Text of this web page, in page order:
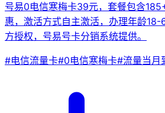
号易0电信寒梅卡39元，套餐包含
惠，激活方式自主激活，办理年龄
方授权，号易号卡分销系统提供。
#电信流量卡#0电信寒梅卡#流量当月